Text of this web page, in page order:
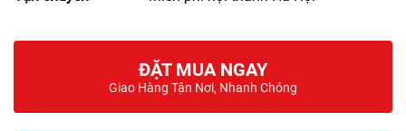
ĐẶT MUA NGAY
Giao Hàng Tận Nơi, Nhanh Chóng